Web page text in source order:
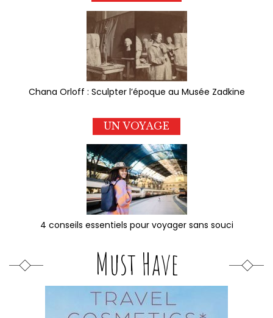
Chana Orloff : Sculpter l’époque au Musée Zadkine
UN VOYAGE
4 conseils essentiels pour voyager sans souci
Must Have